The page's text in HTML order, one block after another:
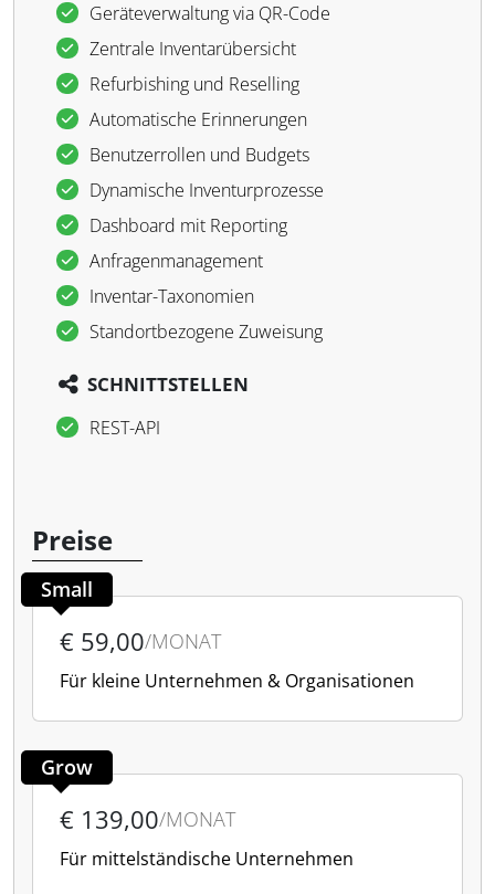
Geräteverwaltung via QR-Code
Zentrale Inventarübersicht
Refurbishing und Reselling
Automatische Erinnerungen
Benutzerrollen und Budgets
Dynamische Inventurprozesse
Dashboard mit Reporting
Anfragenmanagement
Inventar-Taxonomien
Standortbezogene Zuweisung
SCHNITTSTELLEN
REST-API
Preise
Small
€ 59,00/MONAT
Für kleine Unternehmen & Organisationen
Grow
€ 139,00/MONAT
Für mittelständische Unternehmen